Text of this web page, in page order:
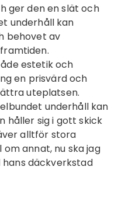
ger den en slät och
underhåll kan
behovet av
estetik och
en prisvärd och
uteplatsen.
underhåll kan
håller sig i gott skick
alltför stora
annat, nu ska jag
däckverkstad